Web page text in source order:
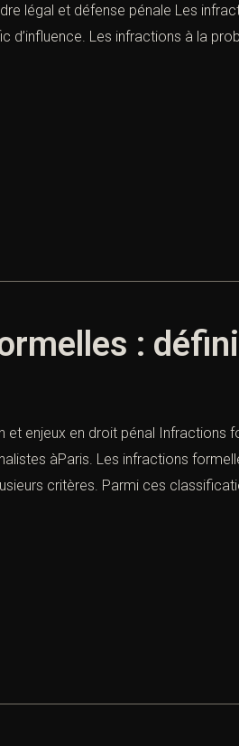
légal et défense pénale Les
d’influence. Les infractions à la
:
et enjeux en droit pénal
àParis. Les infractions
critères. Parmi ces